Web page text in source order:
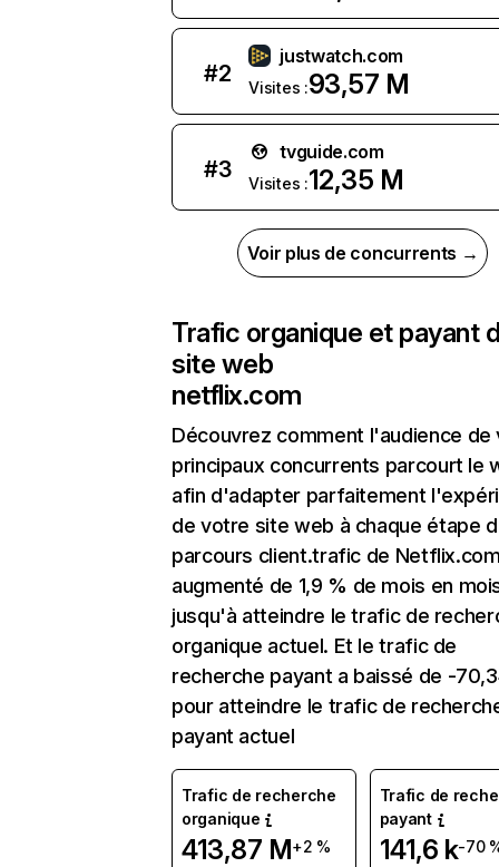
#2
justwatch.com
Visites :93,57 M
#3
tvguide.com
Visites :12,35 M
Voir plus de concurrents →
Trafic organique et payant
site web
netflix.com
Découvrez comment l'audience de
principaux concurrents parcourt le
afin d'adapter parfaitement
de votre site web à chaque étape
parcours client.trafic de
augmenté de 1,9 % de mois en
jusqu'à atteindre le trafic de
organique actuel. Et le trafic de
recherche payant a baissé de -
pour atteindre le trafic de
payant actuel
Trafic de recherche
organique
413,87 M+2 %
Trafic de
payant
141,6 k-70